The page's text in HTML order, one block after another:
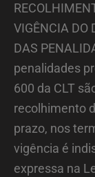
VIGÊNCIA DO
DAS
penalidades
600 da CLT
recolhimento
prazo, nos
vigência é
expressa na